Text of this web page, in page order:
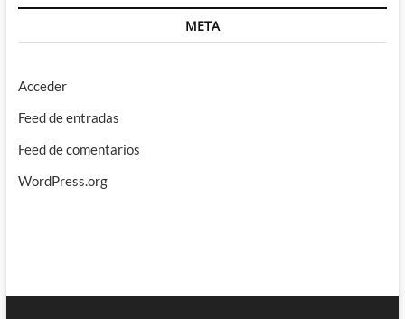
META
Acceder
Feed de entradas
Feed de comentarios
WordPress.org